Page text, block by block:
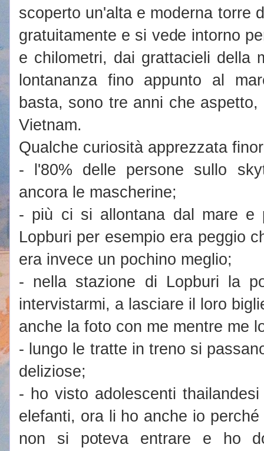
scoperto un'alta e moderna torre
gratuitamente e si vede intorno
e chilometri, dai grattacieli della
lontananza fino appunto al
basta, sono tre anni che
Vietnam.
Qualche curiosità apprezzata
- l'80% delle persone sullo
ancora le mascherine;
- più ci si allontana dal mare e
Lopburi per esempio era peggio
era invece un pochino meglio;
- nella stazione di Lopburi la
intervistarmi, a lasciare il loro
anche la foto con me mentre me
- lungo le tratte in treno si
deliziose;
- ho visto adolescenti
elefanti, ora li ho anche io
non si poteva entrare e ho